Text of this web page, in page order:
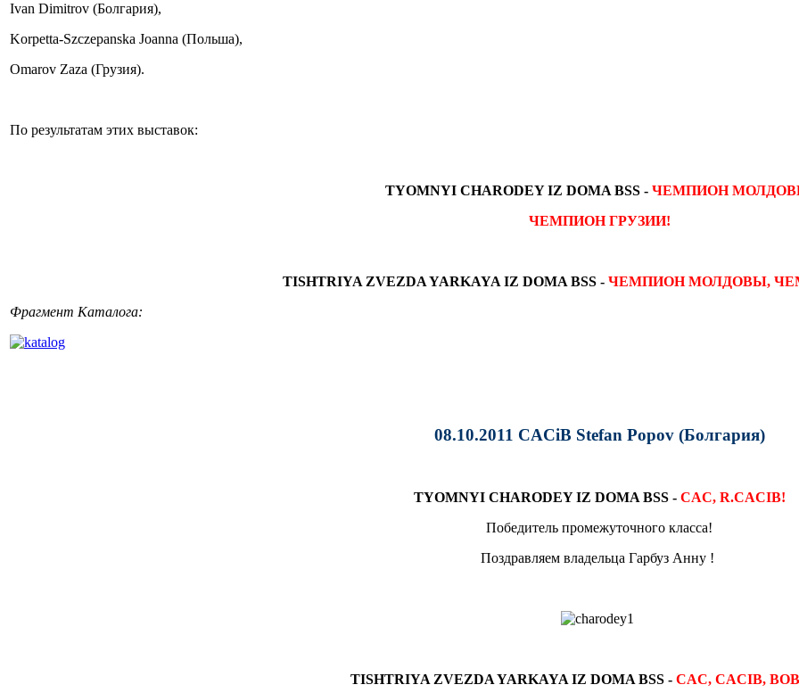
Ivan Dimitrov (Болгария),
Korpetta-Szczepanska Joanna (Польша),
Omarov Zaza (Грузия).
По результатам этих выставок:
TYOMNYI CHARODEY IZ DOMA BSS - ЧЕМПИОН
ЧЕМПИОН ГРУЗИИ!
TISHTRIYA ZVEZDA YARKAYA IZ DOMA BSS - ЧЕМПИОН МОЛДОВЫ,
Фрагмент Каталога:
08.10.2011 CACiB Stefan Popov (Болгария)
TYOMNYI CHARODEY IZ DOMA BSS - CAC, R.CACIB!
Победитель промежуточного класса!
Поздравляем владельца Гарбуз Анну !
TISHTRIYA ZVEZDA YARKAYA IZ DOMA BSS - CAC, CACIB,